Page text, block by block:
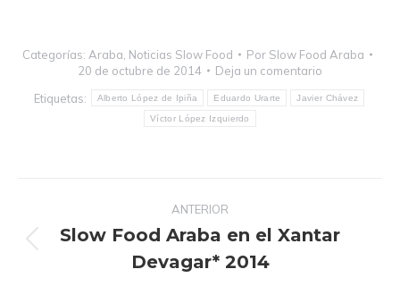
Categorías: Araba Noticias Slow Food Por Slow Food Araba
20 de octubre de 2014
Deja un comentario
Etiquetas:
Alberto López de Ipiña Eduardo Urarte Javier Chávez
Víctor López Izquierdo
publicaciones
ANTERIOR
anterior:
Slow Food Araba en el Xantar
Devagar* 2014